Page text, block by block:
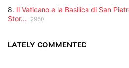
8. Il Vaticano e la Basilica di San
Stor... 2950
LATELY COMMENTED